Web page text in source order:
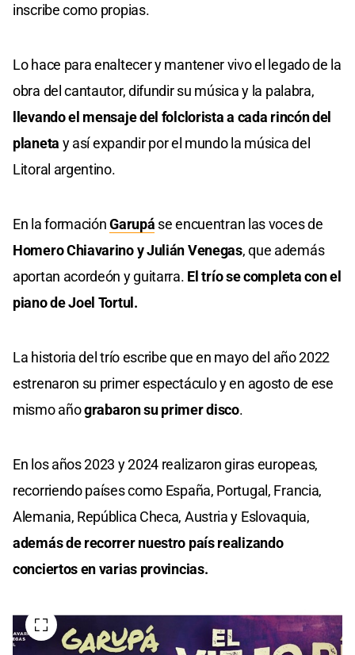
inscribe como propias.
Lo hace para enaltecer y mantener vivo el legado de la
obra del cantautor, difundir su música y la palabra,
llevando el mensaje del folclorista a cada rincón del
planeta y así expandir por el mundo la música del
Litoral argentino.
En la formaciónGarupá se encuentran las voces de
Homero Chiavarino y Julián Venegas, que además
aportan acordeón y guitarra. El trío se completa con el
piano de Joel Tortul.
La historia del trío escribe que en mayo del año 2022
estrenaron su primer espectáculo y en agosto de ese
mismo añograbaron su primer disco.
En los años 2023 y 2024 realizaron giras europeas,
recorriendo países como España, Portugal, Francia,
Alemania, República Checa, Austria y Eslovaquia,
además de recorrer nuestro país realizando
conciertos en varias provincias.